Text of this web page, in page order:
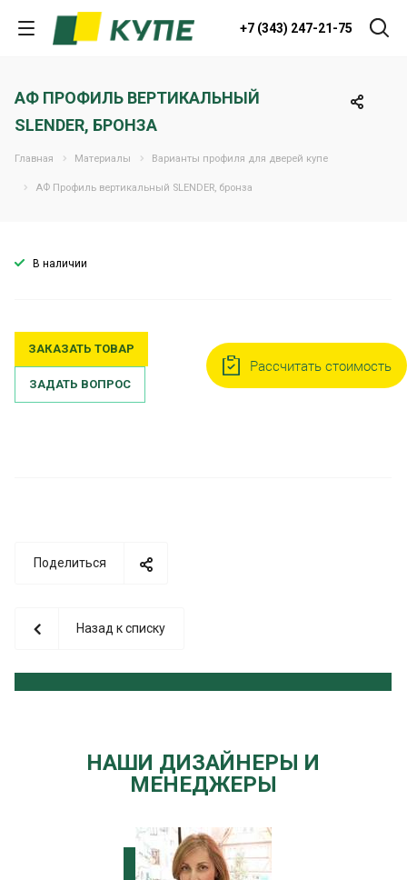
+7 (343) 247-21-75
АФ ПРОФИЛЬ ВЕРТИКАЛЬНЫЙ
SLENDER, БРОНЗА
Главная Материалы Варианты профиля для дверей купе
АФ Профиль вертикальный SLENDER, бронза
В наличии
ЗАКАЗАТЬ ТОВАР
ЗАДАТЬ ВОПРОС
Поделиться
Назад к списку
НАШИ ДИЗАЙНЕРЫ И
МЕНЕДЖЕРЫ
Рассчитать стоимость